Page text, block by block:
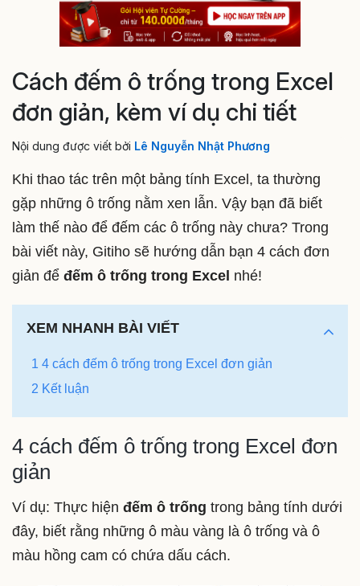
Cách đếm ô trống trong Excel
đơn giản, kèm ví dụ chi tiết
Nội dung được viết bởi Lê Nguyễn Nhật Phương
Khi thao tác trên một bảng tính Excel, ta thường
gặp những ô trống nằm xen lẫn. Vậy bạn đã biết
làm thế nào để đếm các ô trống này chưa? Trong
bài viết này, Gitiho sẽ hướng dẫn bạn 4 cách đơn
giản để đếm ô trống trong Excel nhé!
XEM NHANH BÀI VIẾT
1 4 cách đếm ô trống trong Excel đơn giản
2 Kết luận
4 cách đếm ô trống trong Excel đơn
giản
Ví dụ: Thực hiện đếm ô trống trong bảng tính dưới
đây, biết rằng những ô màu vàng là ô trống và ô
màu hồng cam có chứa dấu cách.